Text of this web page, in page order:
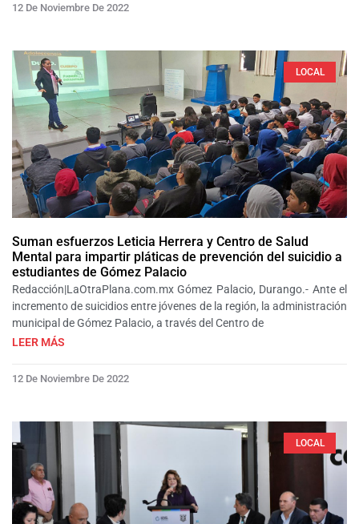
12 De Noviembre De 2022
LOCAL
Suman esfuerzos Leticia Herrera y Centro de Salud
Mental para impartir pláticas de prevención del suicidio a
estudiantes de Gómez Palacio
Redacción|LaOtraPlana.com.mx Gómez Palacio, Durango.- Ante el
incremento de suicidios entre jóvenes de la región, la administración
municipal de Gómez Palacio, a través del Centro de
LEER MÁS
12 De Noviembre De 2022
LOCAL